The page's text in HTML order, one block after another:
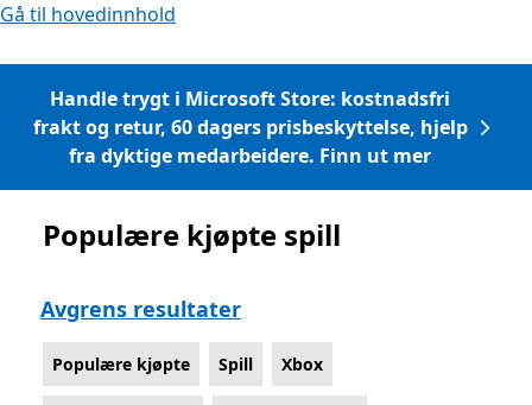
Gå til hovedinnhold
Handle trygt i Microsoft Store: kostnadsfri
frakt og retur, 60 dagers prisbeskyttelse, hjelp
fra dyktige medarbeidere. Finn ut mer
Liste Microsoft.com
Populære kjøpte spill
Avgrens resultater
Populære kjøpte Spill Xbox